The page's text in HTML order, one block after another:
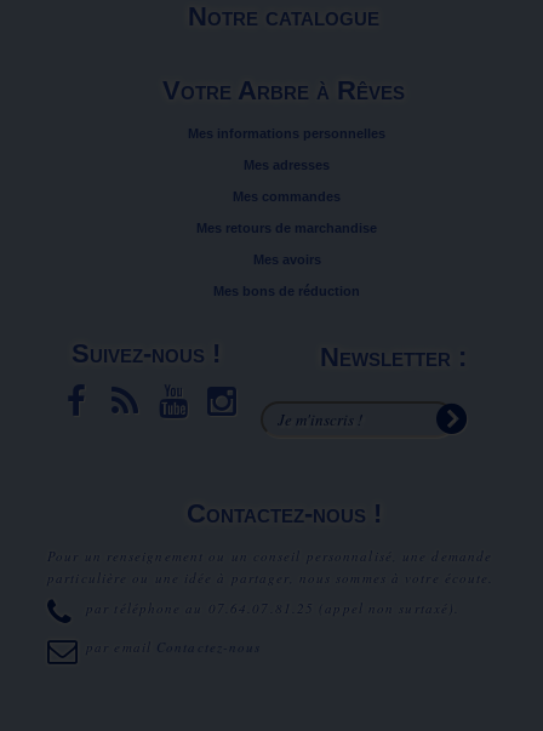
Notre catalogue
Votre Arbre à Rêves
Mes informations personnelles
Mes adresses
Mes commandes
Mes retours de marchandise
Mes avoirs
Mes bons de réduction
Suivez-nous ! Newsletter :
Contactez-nous !
Pour un renseignement ou un conseil personnalisé, une demande
particulière ou une idée à partager, nous sommes à votre écoute.
par téléphone au
07.64.07.81.25 (appel non surtaxé).
par email Contactez-nous